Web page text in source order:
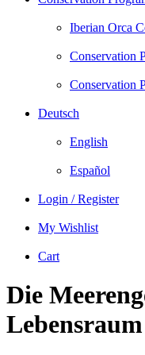
Iberian Orca
Conservation
Conservation
Deutsch
English
Español
Login / Register
My Wishlist
Cart
Die
Lebensraum